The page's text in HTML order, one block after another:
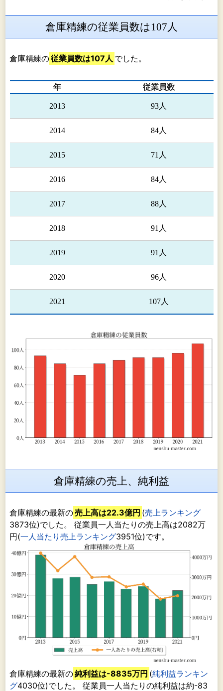
倉庫精練の従業員数は107人
倉庫精練の従業員数は107人 でした。
年 従業員数
2013 93人
2014 84人
2015 71人
2016 84人
2017 88人
2018 91人
2019 91人
2020 96人
2021 107人
倉庫精練の売上、純利益
倉庫精練の最新の売上高は22.3億円 (売上ランキング
3873位)でした。 従業員一人当たりの売上高は2082万
円(一人当たり売上ランキング3951位)です。
倉庫精練の最新の純利益は-8835万円 (純利益ランキン
グ4030位)でした。 従業員一人当たりの純利益は約-83